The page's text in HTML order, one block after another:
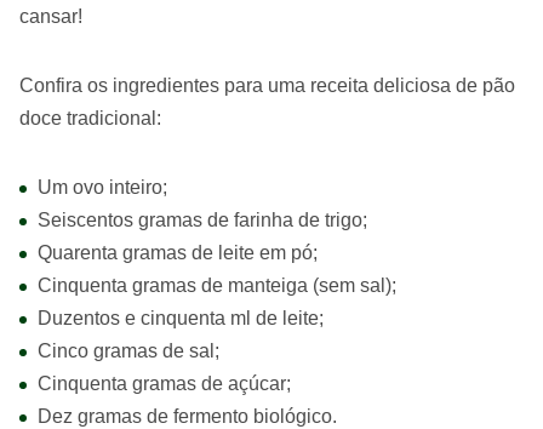
cansar!
Confira os ingredientes para uma receita deliciosa de pão
doce tradicional:
Um ovo inteiro;
Seiscentos gramas de farinha de trigo;
Quarenta gramas de leite em pó;
Cinquenta gramas de manteiga (sem sal);
Duzentos e cinquenta ml de leite;
Cinco gramas de sal;
Cinquenta gramas de açúcar;
Dez gramas de fermento biológico.